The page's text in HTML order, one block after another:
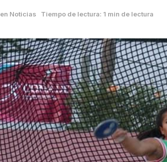
en Noticias Tiempo de lectura: 1 min de lectura